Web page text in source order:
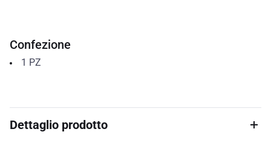
Confezione
1 PZ
Dettaglio prodotto